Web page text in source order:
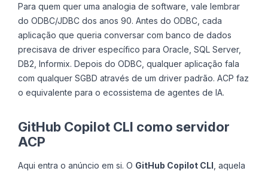
Para quem quer uma analogia de software, vale lembrar
do ODBC/JDBC dos anos 90. Antes do ODBC, cada
aplicação que queria conversar com banco de dados
precisava de driver específico para Oracle, SQL Server,
DB2, Informix. Depois do ODBC, qualquer aplicação fala
com qualquer SGBD através de um driver padrão. ACP faz
o equivalente para o ecossistema de agentes de IA.
GitHub Copilot CLI como servidor
ACP
Aqui entra o anúncio em si. O GitHub Copilot CLI , aquela